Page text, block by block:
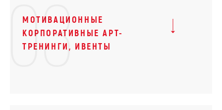
03
МОТИВАЦИОННЫЕ
КОРПОРАТИВНЫЕ АРТ-
ТРЕНИНГИ, ИВЕНТЫ